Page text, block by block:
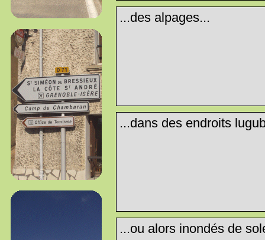
...des alpages...
...dans des endroits
...ou alors inondés de